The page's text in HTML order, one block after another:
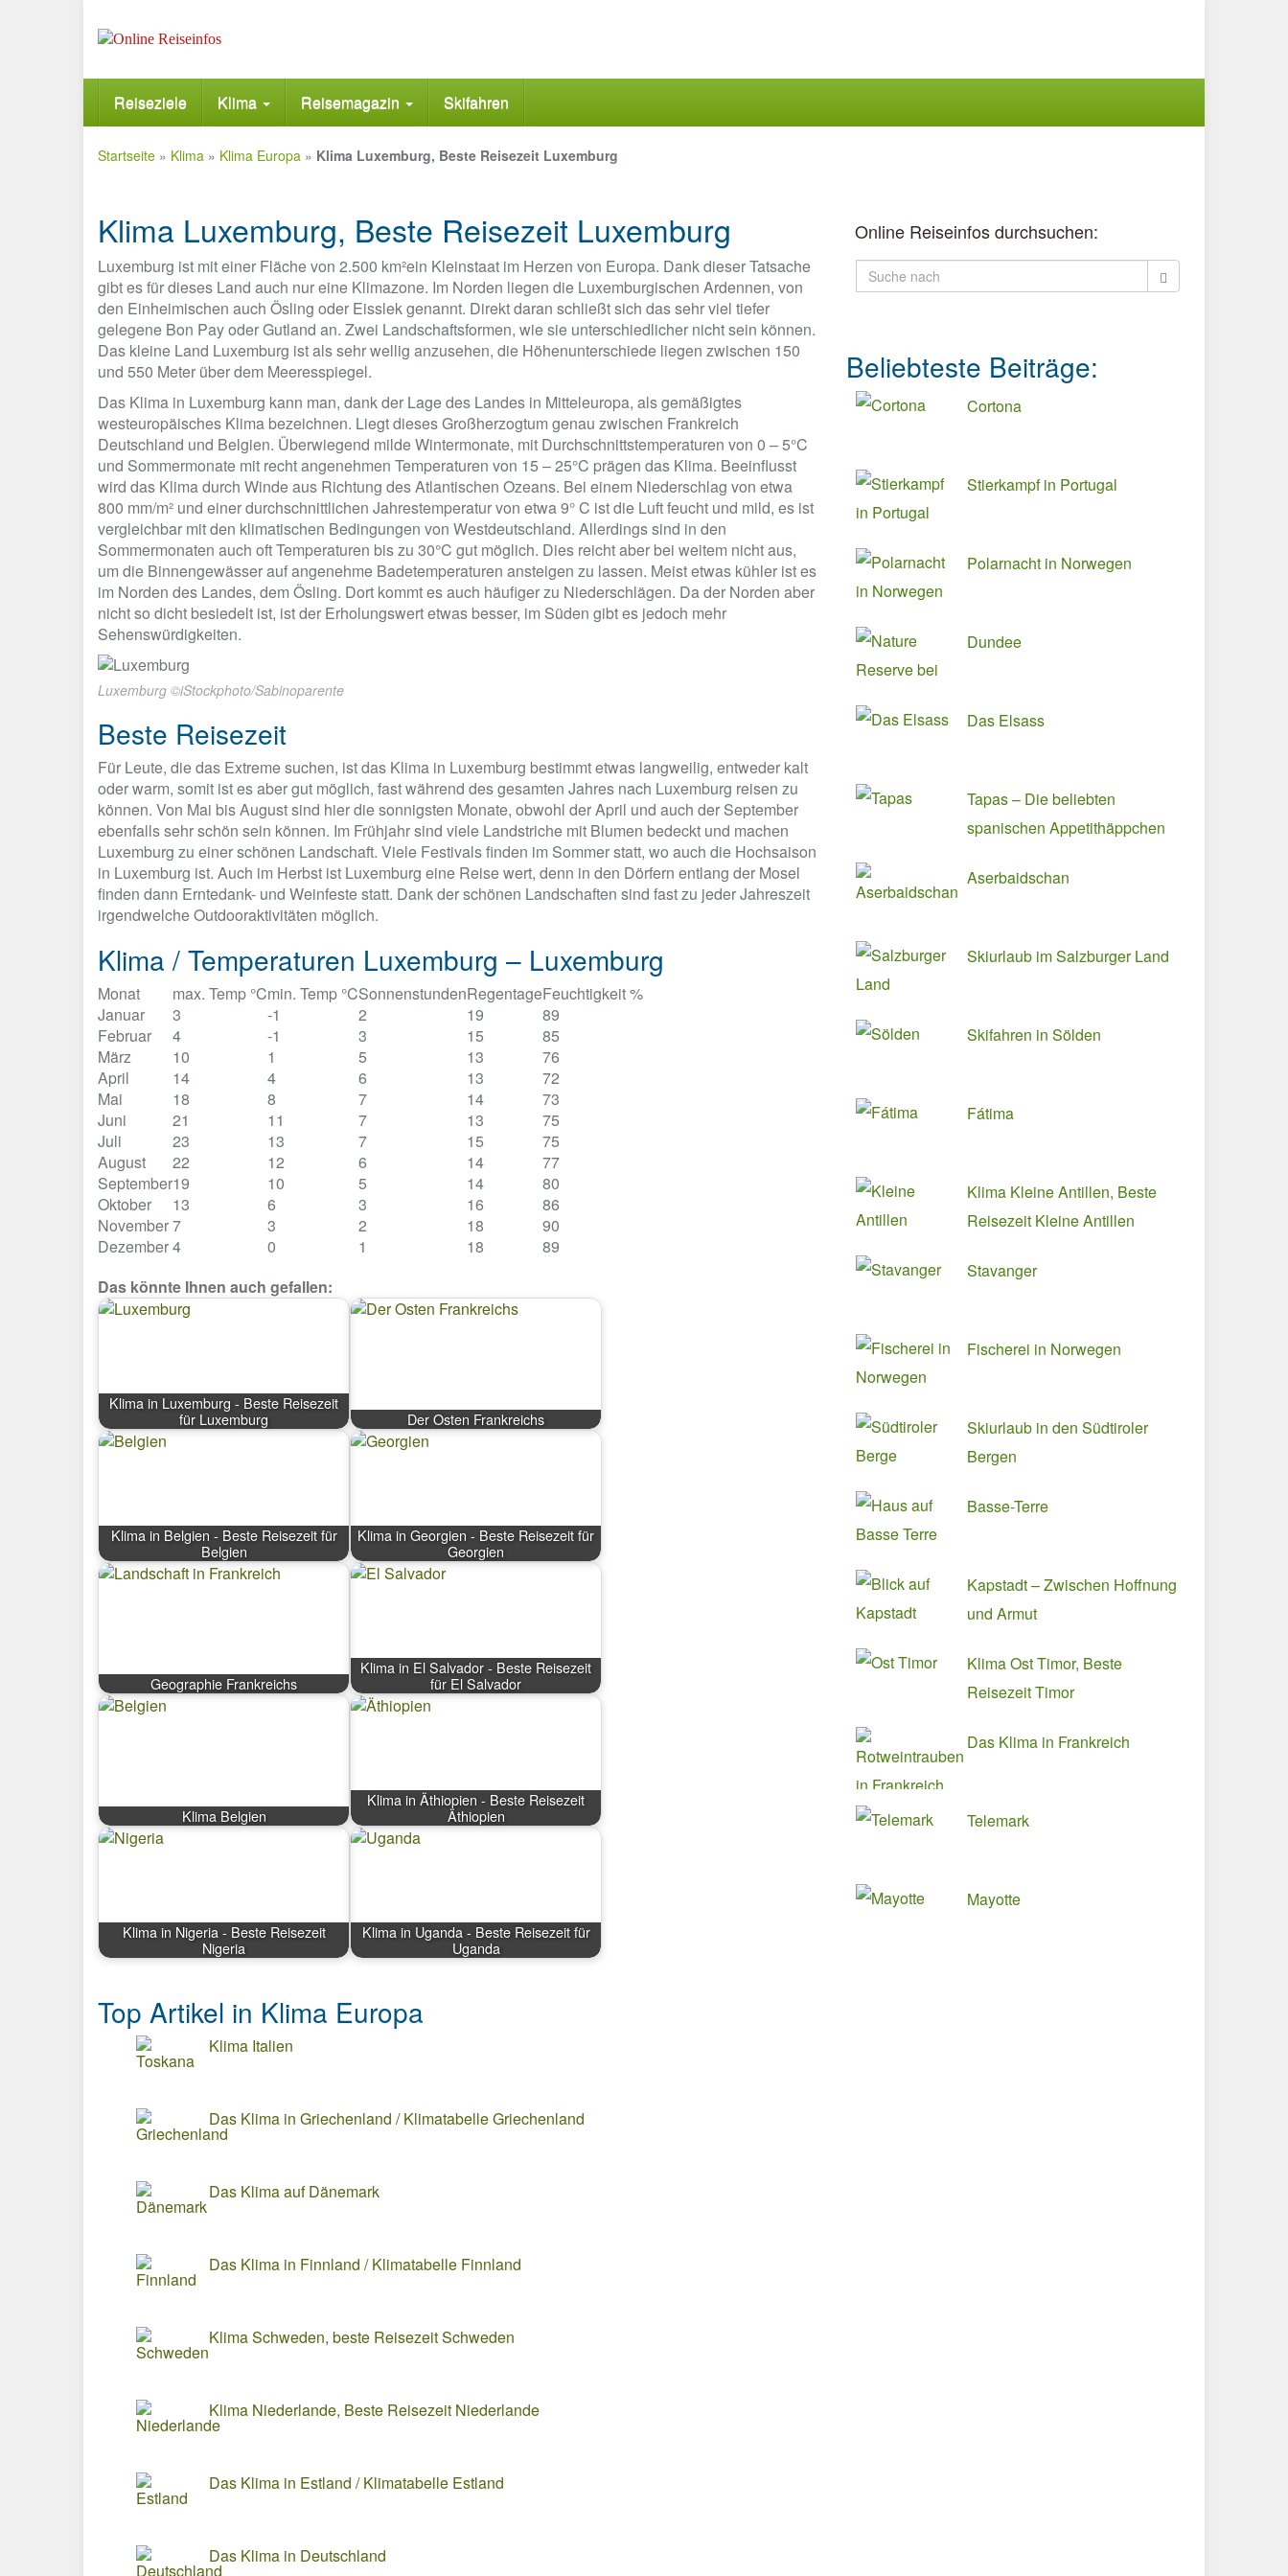
Reiseziele
Klima Reisemagazin Skifahren
Startseite » Klima » Klima Europa » Klima Luxemburg, Beste Reisezeit Luxemburg
Klima Luxemburg, Beste Reisezeit Luxemburg
Luxemburg ist mit einer Fläche von 2.500 km²ein Kleinstaat im Herzen von Europa. Dank dieser Tatsache
gibt es für dieses Land auch nur eine Klimazone. Im Norden liegen die Luxemburgischen Ardennen, von
den Einheimischen auch Ösling oder Eisslek genannt. Direkt daran schließt sich das sehr viel tiefer
gelegene Bon Pay oder Gutland an. Zwei Landschaftsformen, wie sie unterschiedlicher nicht sein können.
Das kleine Land Luxemburg ist als sehr wellig anzusehen, die Höhenunterschiede liegen zwischen 150
und 550 Meter über dem Meeresspiegel.
Das Klima in Luxemburg kann man, dank der Lage des Landes in Mitteleuropa, als gemäßigtes
westeuropäisches Klima bezeichnen. Liegt dieses Großherzogtum genau zwischen Frankreich
Deutschland und Belgien. Überwiegend milde Wintermonate, mit Durchschnittstemperaturen von 0 – 5°C
und Sommermonate mit recht angenehmen Temperaturen von 15 – 25°C prägen das Klima. Beeinflusst
wird das Klima durch Winde aus Richtung des Atlantischen Ozeans. Bei einem Niederschlag von etwa
800 mm/m² und einer durchschnittlichen Jahrestemperatur von etwa 9° C ist die Luft feucht und mild, es ist
vergleichbar mit den klimatischen Bedingungen von Westdeutschland. Allerdings sind in den
Sommermonaten auch oft Temperaturen bis zu 30°C gut möglich. Dies reicht aber bei weitem nicht aus,
um die Binnengewässer auf angenehme Badetemperaturen ansteigen zu lassen. Meist etwas kühler ist es
im Norden des Landes, dem Ösling. Dort kommt es auch häufiger zu Niederschlägen. Da der Norden aber
nicht so dicht besiedelt ist, ist der Erholungswert etwas besser, im Süden gibt es jedoch mehr
Sehenswürdigkeiten.
Luxemburg ©iStockphoto/Sabinoparente
Beste Reisezeit
Für Leute, die das Extreme suchen, ist das Klima in Luxemburg bestimmt etwas langweilig, entweder kalt
oder warm, somit ist es aber gut möglich, fast während des gesamten Jahres nach Luxemburg reisen zu
können. Von Mai bis August sind hier die sonnigsten Monate, obwohl der April und auch der September
ebenfalls sehr schön sein können. Im Frühjahr sind viele Landstriche mit Blumen bedeckt und machen
Luxemburg zu einer schönen Landschaft. Viele Festivals finden im Sommer statt, wo auch die Hochsaison
in Luxemburg ist. Auch im Herbst ist Luxemburg eine Reise wert, denn in den Dörfern entlang der Mosel
finden dann Erntedank- und Weinfeste statt. Dank der schönen Landschaften sind fast zu jeder Jahreszeit
irgendwelche Outdooraktivitäten möglich.
Klima / Temperaturen Luxemburg – Luxemburg
Monat max. Temp °Cmin. Temp °CSonnenstundenRegentageFeuchtigkeit %
Januar
3 -1 2 19
89
Februar
4 -1 3 15
85
März
10 1 5 13
76
April
14 4 6 13
72
Mai
18 8 7 14
73
Juni
21 11 7 13
75
Juli
23 13 7 15
75
August
22 12 6 14
77
September19 10 5 14
80
Oktober
13 6 3 16
86
November7 3 2 18
90
Dezember4 0 1 18
89
Das könnte Ihnen auch gefallen:
Klima in Luxemburg - Beste Reisezeit
für Luxemburg
Der Osten Frankreichs
Klima in Belgien - Beste Reisezeit für
Belgien
Klima in Georgien - Beste Reisezeit für
Georgien
Geographie Frankreichs
Klima in El Salvador - Beste Reisezeit
für El Salvador
Klima Belgien
Klima in Äthiopien - Beste Reisezeit
Äthiopien
Klima in Nigeria - Beste Reisezeit
Nigeria
Klima in Uganda - Beste Reisezeit für
Uganda
Top Artikel in Klima Europa
Klima Italien
Das Klima in Griechenland / Klimatabelle Griechenland
Das Klima auf Dänemark
Das Klima in Finnland / Klimatabelle Finnland
Klima Schweden, beste Reisezeit Schweden
Klima Niederlande, Beste Reisezeit Niederlande
Das Klima in Estland / Klimatabelle Estland
Das Klima in Deutschland
Online Reiseinfos durchsuchen:
Beliebteste Beiträge:
Cortona
Stierkampf in Portugal
Polarnacht in Norwegen
Dundee
Das Elsass
Tapas – Die beliebten
spanischen Appetithäppchen
Aserbaidschan
Skiurlaub im Salzburger Land
Skifahren in Sölden
Fátima
Klima Kleine Antillen, Beste
Reisezeit Kleine Antillen
Stavanger
Fischerei in Norwegen
Skiurlaub in den Südtiroler
Bergen
Basse-Terre
Kapstadt – Zwischen Hoffnung
und Armut
Klima Ost Timor, Beste
Reisezeit Timor
Das Klima in Frankreich
Telemark
Mayotte